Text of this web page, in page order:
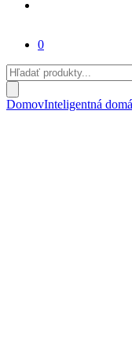
0
Products
search
DomovInteligentná